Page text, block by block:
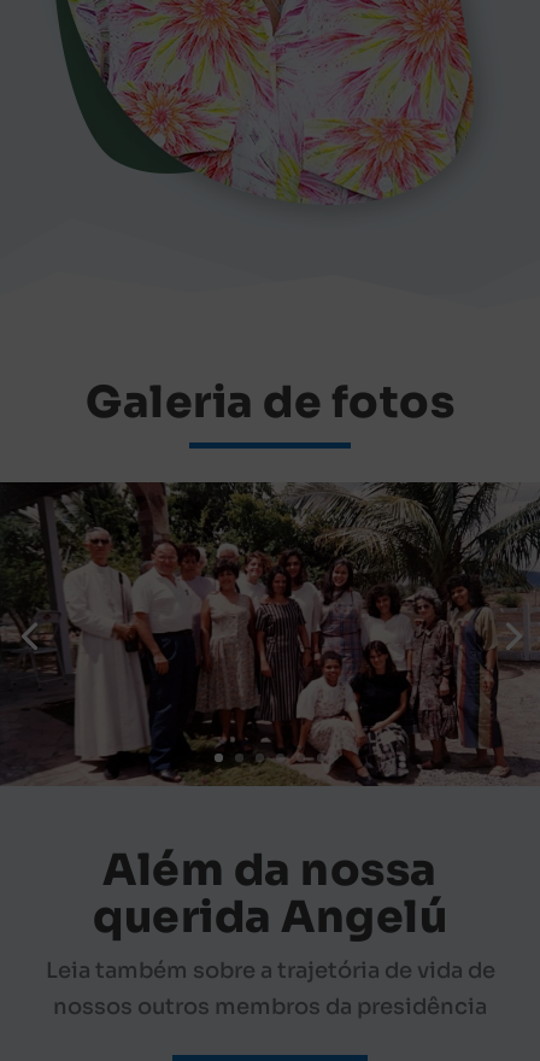
Galeria de fotos
Além da nossa
querida Angelú
Leia também sobre a trajetória de vida de
nossos outros membros da presidência